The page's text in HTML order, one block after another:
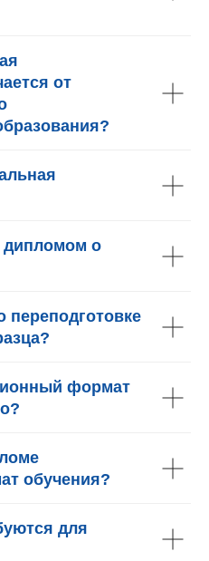
от
дипломом о
формат
обучения?
для